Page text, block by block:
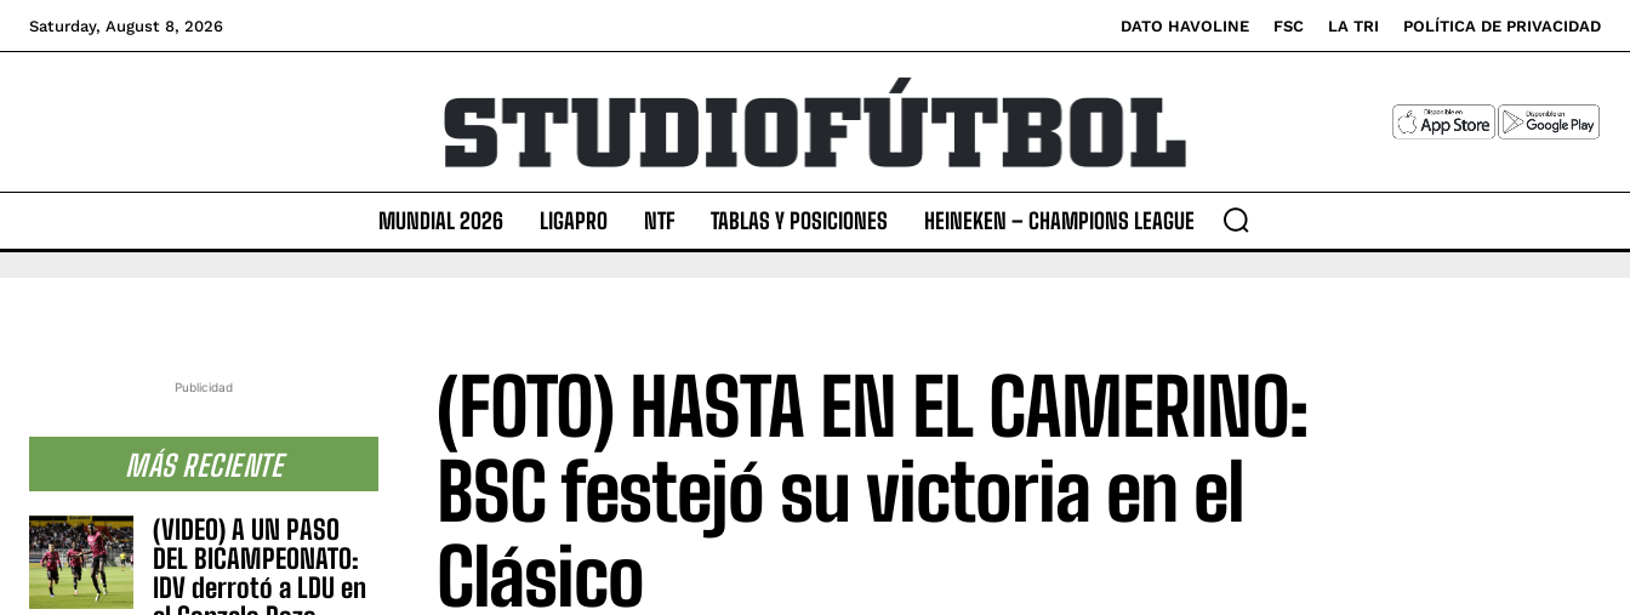
Saturday, August 8, 2026 DATO HAVOLINE FSC LA TRI POLÍTICA DE PRIVACIDAD
MUNDIAL 2026 LIGAPRO NTF TABLAS Y POSICIONES HEINEKEN – CHAMPIONS LEAGUE
Publicidad
MÁS RECIENTE
(VIDEO) A UN PASO
DEL BICAMPEONATO:
IDV derrotó a LDU en
(FOTO) HASTA EN EL CAMERINO:
BSC festejó su victoria en el
Clásico